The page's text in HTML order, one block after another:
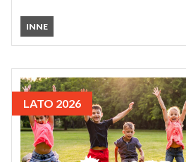
INNE
LATO 2026